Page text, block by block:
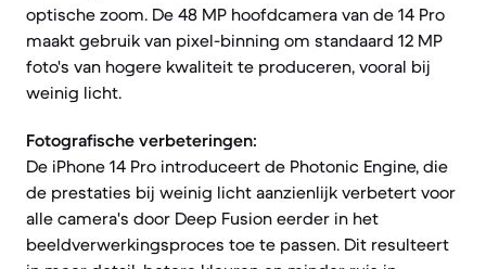
optische zoom. De 48 MP hoofdcamera van de 14 Pro
maakt gebruik van pixel-binning om standaard 12 MP
foto's van hogere kwaliteit te produceren, vooral bij
weinig licht.
Fotografische verbeteringen:
De iPhone 14 Pro introduceert de Photonic Engine, die
de prestaties bij weinig licht aanzienlijk verbetert voor
alle camera's door Deep Fusion eerder in het
beeldverwerkingsproces toe te passen. Dit resulteert